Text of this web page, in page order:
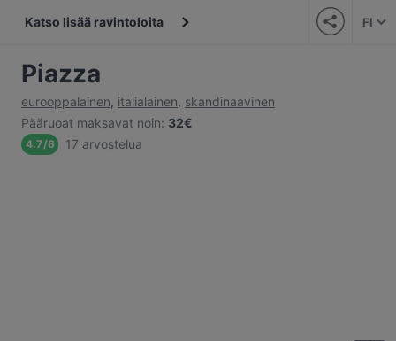
Katso lisää ravintoloita FI
Piazza
eurooppalainen, italialainen, skandinaavinen
Pääruoat maksavat noin: 32€
4.7/6 17 arvostelua